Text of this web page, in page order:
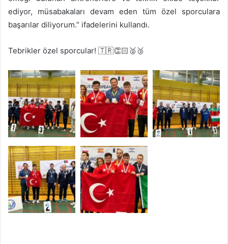
ediyor, müsabakaları devam eden tüm özel sporculara
başarılar diliyorum.” ifadelerini kullandı.
Tebrikler özel sporcular! 🇹🇷👏🏻🥈🥉